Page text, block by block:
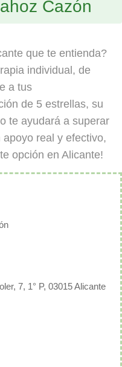
Cazón
que te entienda?
individual, de
a tus
de 5 estrellas, su
te ayudará a superar
real y efectivo,
opción en Alicante!
7, 1° P, 03015 Alicante